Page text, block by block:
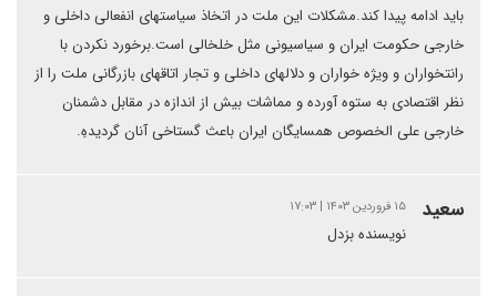
باید ادامه پیدا کند.مشکلات این ملت در اتخاذ سیاستهای انفعالی داخلی و
خارجی حکومت ایران و سیاسیونی مثل خلخالی است.برخورد نکردن با
رانتخواران و ویژه خواران و دلالهای داخلی و تجار اتاقهای بازرگانی ملت را از
نظر اقتصادی به ستوه آورده و مماشات بیش از اندازه در مقابل دشمنان
خارجی علی الخصوص همسایگان ایران باعث گستاخی آنان گردیدهِ.
سعید ۱۵ فروردین ۱۴۰۳ | ۱۷:۰۳
نویسنده بزدل